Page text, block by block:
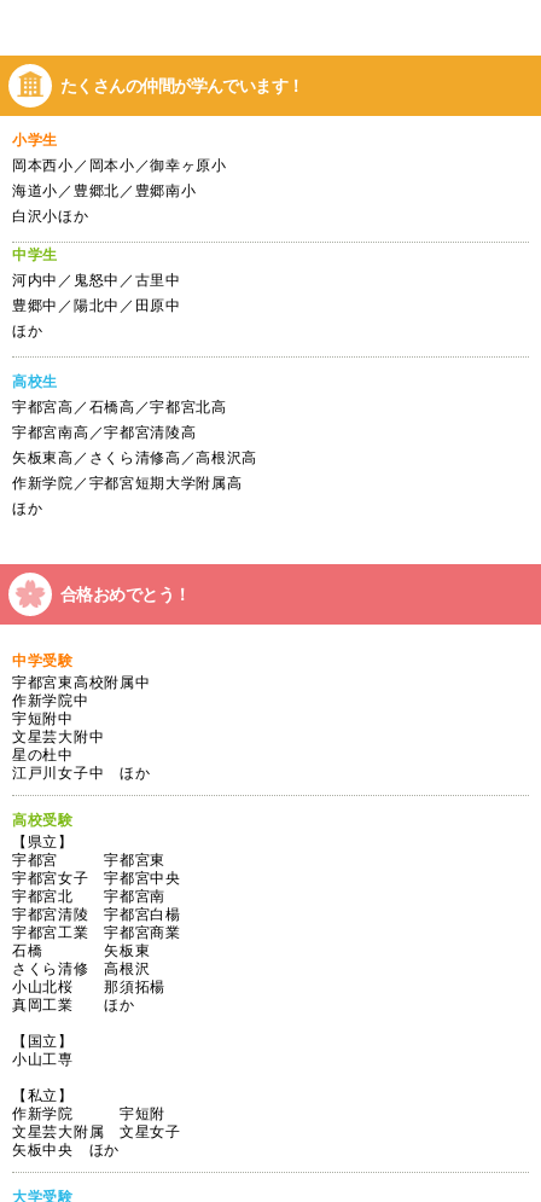
たくさんの仲間が学んでいます！
小学生
岡本西小／岡本小／御幸ヶ原小
海道小／豊郷北／豊郷南小
白沢小ほか
中学生
河内中／鬼怒中／古里中
豊郷中／陽北中／田原中
ほか
高校生
宇都宮高／石橋高／宇都宮北高
宇都宮南高／宇都宮清陵高
矢板東高／さくら清修高／高根沢高
作新学院／宇都宮短期大学附属高
ほか
合格おめでとう！
中学受験
宇都宮東高校附属中
作新学院中
宇短附中
文星芸大附中
星の杜中
江戸川女子中 ほか
高校受験
【県立】
宇都宮 宇都宮東
宇都宮女子 宇都宮中央
宇都宮北 宇都宮南
宇都宮清陵 宇都宮白楊
宇都宮工業 宇都宮商業
石橋 矢板東
さくら清修 高根沢
小山北桜 那須拓楊
真岡工業 ほか
【国立】
小山工専
【私立】
作新学院 宇短附
文星芸大附属 文星女子
矢板中央 ほか
大学受験